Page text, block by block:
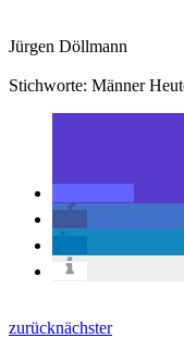
Jürgen Döllmann
Stichworte: Männer
zurücknächster